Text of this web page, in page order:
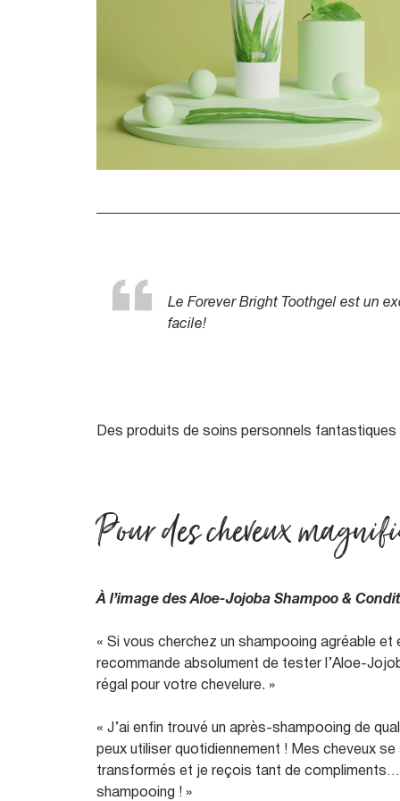
Le Forever Bright Toothgel est un
facile!
Des produits de soins personnels fantastiques
Pour des cheveux
À l’image des Aloe-Jojoba Shampoo &
« Si vous cherchez un shampooing agréable et
recommande absolument de tester l’Aloe-
régal pour votre chevelure. »
« J’ai enfin trouvé un après-shampooing de
peux utiliser quotidiennement ! Mes cheveux
transformés et je reçois tant de compliments…
shampooing ! »